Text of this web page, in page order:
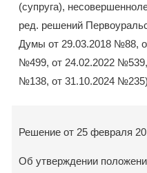
(супруга),
ред. решений
Думы от 29.03.2018 №88,
№499, от 24.02.2022 №539,
№138, от 31.10.2024 №235)
Решение от 25 февраля
Об утверждении